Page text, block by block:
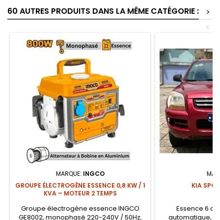
60 AUTRES PRODUITS DANS LA MÊME CATÉGORIE :
>
<
MARQUE: INGCO
GROUPE ÉLECTROGÈNE ESSENCE 0,8 KW / 1
KVA – MOTEUR 2 TEMPS
Groupe électrogène essence INGCO
GE8002, monophasé 220-240V / 50Hz,
KIA
Essence 6
automatique,